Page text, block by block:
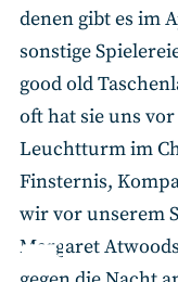
denen gibt es im
sonstige
good old
oft hat sie uns
Leuchtturm im
Finsternis,
wir vor unserem
Margaret